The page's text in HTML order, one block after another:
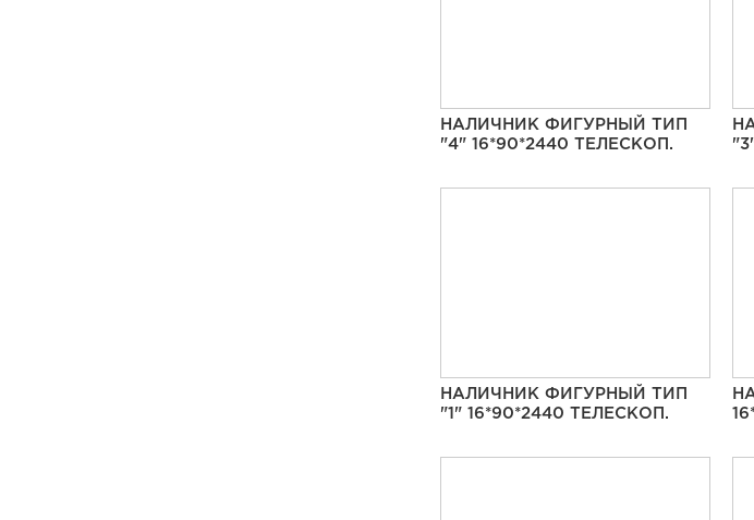
НАЛИЧНИК ФИГУРНЫЙ ТИП
"4" 16*90*2440 ТЕЛЕСКОП.
НАЛИЧНИК ФИГУРНЫЙ ТИП
"1" 16*90*2440 ТЕЛЕСКОП.